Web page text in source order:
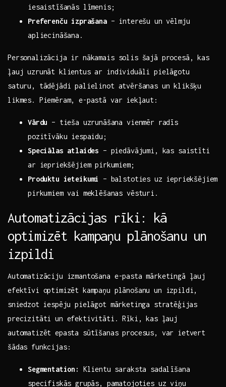
iesaistīšanās līmenis;
Preferenču izprašana– interešu ​un vēlmju
apliecināšana.
Personalizācija ir nākamais solis šajā procesā, kas
ļauj uzrunāt klientus ar individuāli pielāgotu​
saturu, tādējādi palielinot ‌atvēršanas un klikšķu⁤
likmes. Piemēram, ‍e-pastā var ⁢iekļaut:
Vārdu – tieša‍ uzrunāšana vienmēr radīs
pozitīvāku iespaidu;
Speciālas‌ atlaides – piedāvājumi, kas saistīti
ar iepriekšējiem pirkumiem;
Produktu ieteikumi
– balstoties uz iepriekšējiem
pirkumiem vai meklēšanas vēsturi.
Automatizācijas rīki: kā
optimizēt ‍kampaņu‌ plānošanu un
izpildi
Automatizāciju izmantošana e-pasta mārketingā ļauj
‌efektīvi optimizēt kampaņu plānošanu ‌un‍ izpildi,
⁣sniedzot iespēju pielāgot mārketinga stratēģijas
precizitāti un efektivitāti. Rīki, kas ⁣ļauj
automatizēt epasta sūtīšanas procesus, var ietvert
šādas funkcijas:
Segmentation:
Klientu‍ saraksta sadalīšana
specifiskās grupās, pamatojoties uz viņu